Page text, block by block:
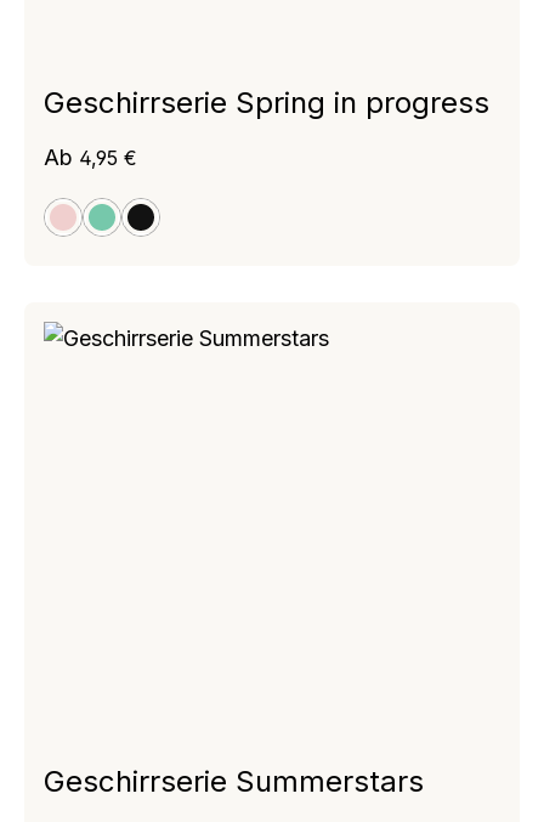
Geschirrserie Spring in progress
rosagreenschwarz
Regulärer Preis:
Ab 4,95 €
Geschirrserie Summerstars